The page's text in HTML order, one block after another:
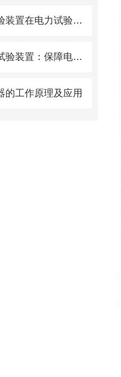
变频串联谐振试验装置在电力试验中有什么优势呢？
三倍频感应耐压试验装置：保障电力设备安全运行的重要工具
的工作原理及应用